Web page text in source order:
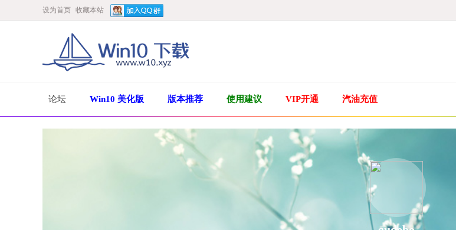
设为首页 收藏本站
论坛 Win10 美化版 版本推荐 使用建议 VIP开通 汽油充值